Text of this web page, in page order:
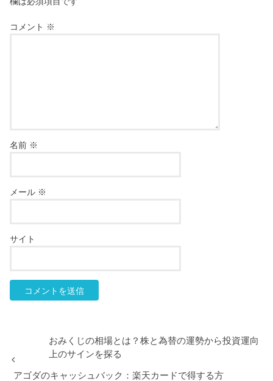
コメント ※
名前 ※
メール ※
サイト
おみくじの相場とは？株と為替の運勢から投資運向
上のサインを探る
アゴダのキャッシュバック：楽天カードで得する方